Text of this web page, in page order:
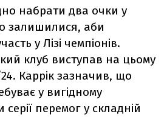
набрати два очки у
залишилися, аби
у Лізі чемпіонів.
клуб виступав на цьому
24. Каррік зазначив, що
у вигідному
перемог у складній